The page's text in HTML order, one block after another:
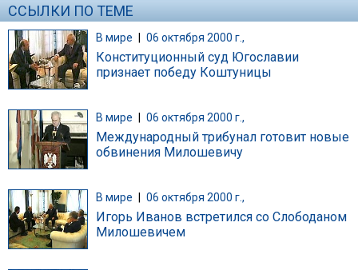
ССЫЛКИ ПО ТЕМЕ
В мире | 06 октября 2000 г.,
Конституционный суд Югославии
признает победу Коштуницы
В мире 06 октября 2000 г.,
Международный трибунал готовит новые
обвинения Милошевичу
В мире 06 октября 2000 г.,
Игорь Иванов встретился со Слободаном
Милошевичем